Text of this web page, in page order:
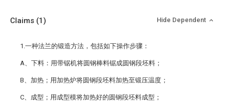
Claims (1) Hide Dependent
1.一种法兰的锻造方法，包括如下操作步骤：
A、下料：用带锯机将圆钢棒料锯成圆钢段坯料；
B、加热；用加热炉将圆钢段坯料加热至锻压温度；
C、成型；用成型模将加热好的圆钢段坯料成型；